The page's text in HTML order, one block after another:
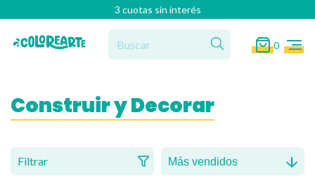
3 cuotas sin interés
0
Construir y Decorar
Filtrar